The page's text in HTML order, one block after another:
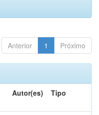
Anterior 1 Próximo
Autor(es) Tipo